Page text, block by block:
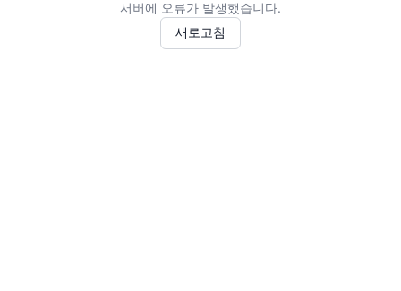
서버에 오류가 발생했습니다.
새로고침